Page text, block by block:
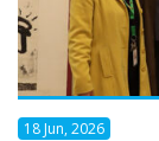
18 Jun, 2026